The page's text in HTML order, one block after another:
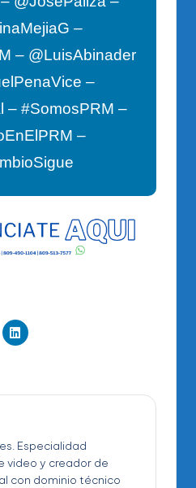
–
– @LuisAbinader
–
– #SomosPRM –
–
Especialidad
video y creador de
con dominio técnico